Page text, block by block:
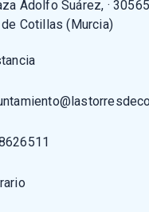
Adolfo Suárez, ·
Cotillas (Murcia)